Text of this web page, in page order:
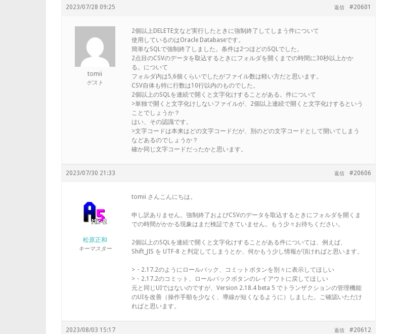
2023/07/28 09:25 #20601
返信
tomii
ゲスト
2個以上DELETE文など実行したときに強制終了してしまう件について
使用しているのはOracle Databaseです。
簡単なSQLで強制終了しました。条件は2つほどのSQLでした。
2点目のCSVのデータを取込するときにフォルダを開くまでの時間に30秒以上かか
る。について
フォルダ内は5,6個くらいでしたがファイル数は軽い方だと思います。
CSV自体も特に行数は10行以内のものでした。
2個以上のSQLを連続で開くと文字化けすることがある。件について
>単独で開くと文字化けしないファイルが、2個以上連続で開くと文字化けするという
ことでしょうか？
はい、その認識です。
>文字コードは本来はどの文字コードだが、別のどの文字コードとして開いてしまう
などあるのでしょうか？
確か同じ文字コードだったかと思います。
2023/07/30 21:33 #20606
返信
松原正和
キーマスター
tomii さんこんにちは。
申し訳ありません。強制終了およびCSVのデータを取込するときにフォルダを開くま
での時間がかかる現象はまだ検証できていません。もう少々お待ちください。
2個以上のSQLを連続で開くと文字化けすることがある件については、例えば、
Shift_JIS を UTF-8 と判定してしまうとか、何かもう少し情報が頂ければと思います。
>・2.17.2のようにロールバック、コミットボタンを別々に表示してほしい
>・2.17.2のコミット、ロールバックボタンのレイアウトに戻してほしい
元と同じUIではないのですが、Version 2.18.4 beta 5 でトランザクションの管理機能
のUIを改善（操作手順を少なく、導線が短くなるように）しました。ご確認いただけ
ればと思います。
2023/08/03 15:17 #20612
返信